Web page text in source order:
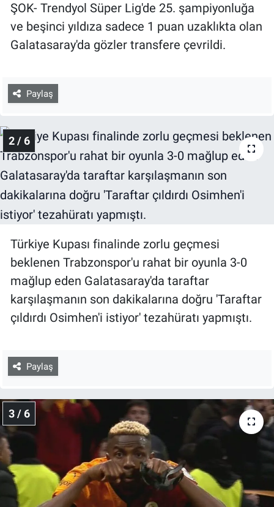
ŞOK- Trendyol Süper Lig'de 25. şampiyonluğa
ve beşinci yıldıza sadece 1 puan uzaklıkta olan
Galatasaray'da gözler transfere çevrildi.
Paylaş
2 / 6
Türkiye Kupası finalinde zorlu geçmesi
beklenen Trabzonspor'u rahat bir oyunla 3-0
mağlup eden Galatasaray'da taraftar
karşılaşmanın son dakikalarına doğru 'Taraftar
çıldırdı Osimhen'i istiyor' tezahüratı yapmıştı.
Paylaş
3 / 6